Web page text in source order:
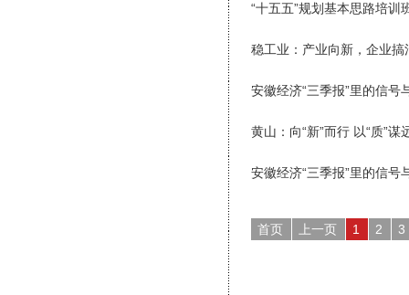
“十五五”规划基本思路培训
稳工业：产业向新，企业搞
安徽经济“三季报”里的信号
黄山：向“新”而行 以“质”谋
安徽经济“三季报”里的信号
首页 上一页 1 2 3